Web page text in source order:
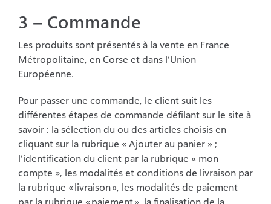
3 – Commande
Les produits sont présentés à la vente en France
Métropolitaine, en Corse et dans l’Union
Européenne.
Pour passer une commande, le client suit les
différentes étapes de commande défilant sur le site à
savoir : la sélection du ou des articles choisis en
cliquant sur la rubrique « Ajouter au panier » ;
l’identification du client par la rubrique « mon
compte », les modalités et conditions de livraison par
la rubrique « livraison », les modalités de paiement
par la rubrique « paiement », la finalisation de la